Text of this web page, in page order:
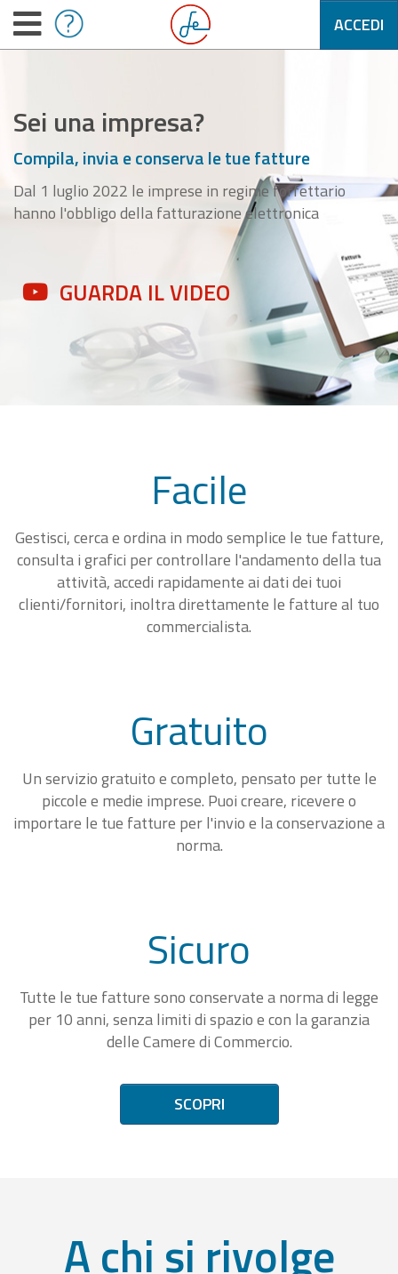
ACCEDI
Sei una impresa?
Compila, invia e conserva le tue fatture
Dal 1 luglio 2022 le imprese in regime forfettario
hanno l'obbligo della fatturazione elettronica
GUARDA IL VIDEO
Facile
Gestisci, cerca e ordina in modo semplice le tue fatture,
consulta i grafici per controllare l'andamento della tua
attività, accedi rapidamente ai dati dei tuoi
clienti/fornitori, inoltra direttamente le fatture al tuo
commercialista.
Gratuito
Un servizio gratuito e completo, pensato per tutte le
piccole e medie imprese. Puoi creare, ricevere o
importare le tue fatture per l'invio e la conservazione a
norma.
Sicuro
Tutte le tue fatture sono conservate a norma di legge
per 10 anni, senza limiti di spazio e con la garanzia
delle Camere di Commercio.
SCOPRI
A chi si rivolge